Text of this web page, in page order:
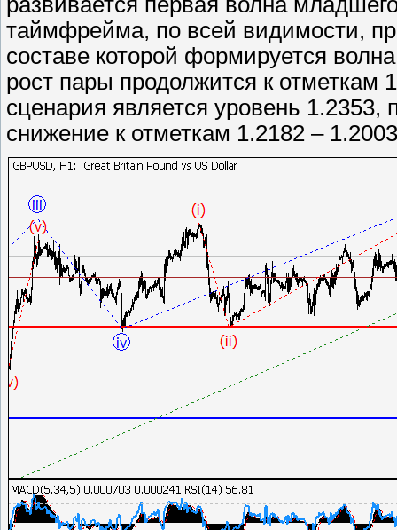
таймфрейма, по всей видимости,
составе которой формируется
рост пары продолжится к отметкам
сценария является уровень 1.2353,
снижение к отметкам 1.2182 –